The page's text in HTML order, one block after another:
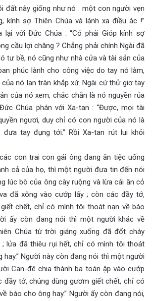
đất này giống như nó : một con người vẹn
kính sợ Thiên Chúa và lánh xa điều ác !”
lại với Đức Chúa : “Có phải Gióp kính sợ
cầu lợi chăng ? Chẳng phải chính Ngài đã
tư bề, nó cũng như nhà cửa và tài sản của
phúc lành cho công việc do tay nó làm,
nó lan tràn khắp xứ. Ngài cứ thử giơ tay
của nó xem, chắc chắn là nó nguyền rủa
Chúa phán với Xa-tan : “Được, mọi tài
ngươi, duy chỉ có con người của nó là
tay đụng tới.” Rồi Xa-tan rút lui khỏi
con trai con gái ông đang ăn tiệc uống
cả của họ, thì một người đưa tin đến nói
lúc bò của ông cày ruộng và lừa cái ăn cỏ
đã xông vào cướp lấy ; còn các đầy tớ,
chết, chỉ có mình tôi thoát nạn về báo
ấy còn đang nói thì một người khác về
Chúa từ trời giáng xuống đã đốt cháy
lửa đã thiêu rụi hết, chỉ có mình tôi thoát
hay.” Người này còn đang nói thì một người
Can-đê chia thành ba toán ập vào cướp
đầy tớ, chúng dùng gươm giết chết, chỉ có
báo cho ông hay.” Người ấy còn đang nói,